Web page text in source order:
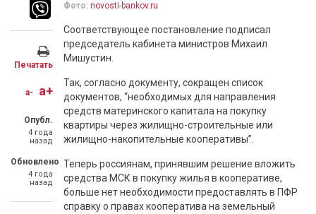
Печатать
a- a+
Опубл.
4 года
назад
Обновлено
4 года
назад
Фото: novosti-bankov.ru
Соответствующее постановление подписал
председатель кабинета министров Михаил
Мишустин.
Так, согласно документу, сокращен список
документов, “необходимых для направления
средств материнского капитала на покупку
квартиры через жилищно-строительные или
жилищно-накопительные кооперативы”.
Теперь россиянам, принявшим решение вложить
средства МСК в покупку жилья в кооперативе,
больше нет необходимости предоставлять в ПФР
справку о правах кооператива на земельный